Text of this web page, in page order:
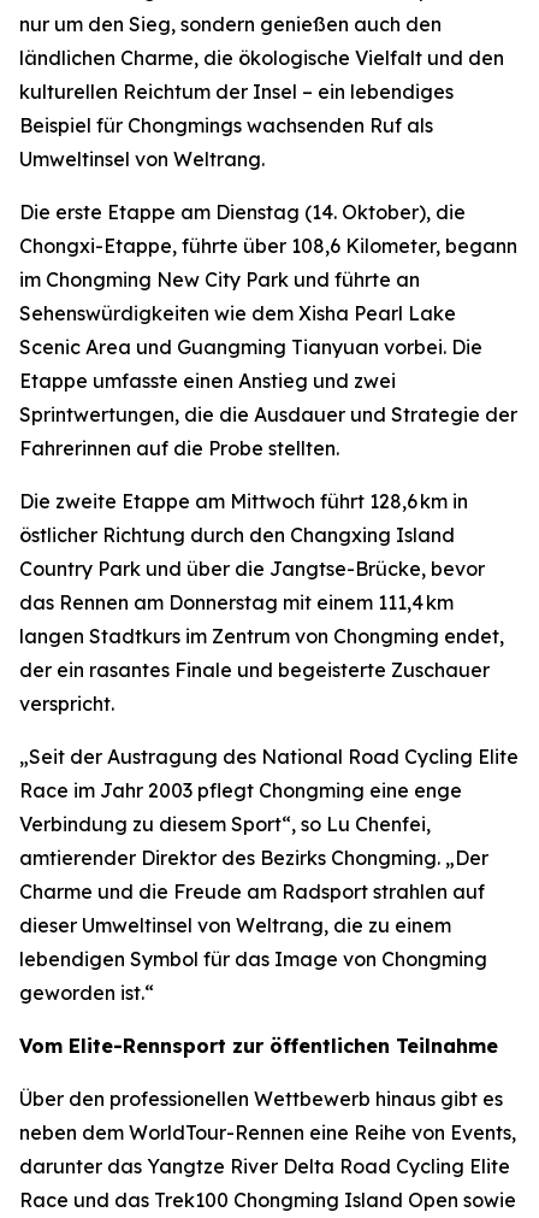
nur um den Sieg, sondern genießen auch den
ländlichen Charme, die ökologische Vielfalt und den
kulturellen Reichtum der Insel – ein lebendiges
Beispiel für Chongmings wachsenden Ruf als
Umweltinsel von Weltrang.
Die erste Etappe am Dienstag (14. Oktober), die
Chongxi-Etappe, führte über 108,6 Kilometer, begann
im Chongming New City Park und führte an
Sehenswürdigkeiten wie dem Xisha Pearl Lake
Scenic Area und Guangming Tianyuan vorbei. Die
Etappe umfasste einen Anstieg und zwei
Sprintwertungen, die die Ausdauer und Strategie der
Fahrerinnen auf die Probe stellten.
Die zweite Etappe am Mittwoch führt 128,6 km in
östlicher Richtung durch den Changxing Island
Country Park und über die Jangtse-Brücke, bevor
das Rennen am Donnerstag mit einem 111,4 km
langen Stadtkurs im Zentrum von Chongming endet,
der ein rasantes Finale und begeisterte Zuschauer
verspricht.
„Seit der Austragung des National Road Cycling Elite
Race im Jahr 2003 pflegt Chongming eine enge
Verbindung zu diesem Sport“, so Lu Chenfei,
amtierender Direktor des Bezirks Chongming. „Der
Charme und die Freude am Radsport strahlen auf
dieser Umweltinsel von Weltrang, die zu einem
lebendigen Symbol für das Image von Chongming
geworden ist.“
Vom Elite-Rennsport zur öffentlichen Teilnahme
Über den professionellen Wettbewerb hinaus gibt es
neben dem WorldTour-Rennen eine Reihe von Events,
darunter das Yangtze River Delta Road Cycling Elite
Race und das Trek100 Chongming Island Open sowie